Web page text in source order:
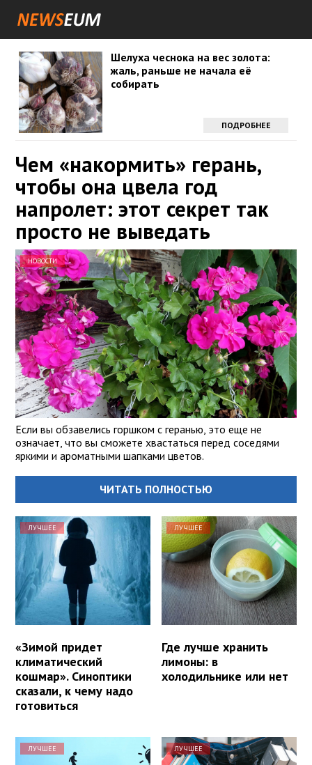
Шелуха чеснока на вес золота:
жаль, раньше не начала её
собирать
ПОДРОБНЕЕ
Чем «накормить» герань,
чтобы она цвела год
напролет: этот секрет так
просто не выведать
НОВОСТИ
Если вы обзавелись горшком с геранью, это еще не
означает, что вы сможете хвастаться перед соседями
яркими и ароматными шапками цветов.
ЧИТАТЬ ПОЛНОСТЬЮ
ЛУЧШЕЕ
«Зимой придет
климатический
кошмар». Синоптики
сказали, к чему надо
готовиться
ЛУЧШЕЕ
Где лучше хранить
лимоны: в
холодильнике или нет
ЛУЧШЕЕ ЛУЧШЕЕ